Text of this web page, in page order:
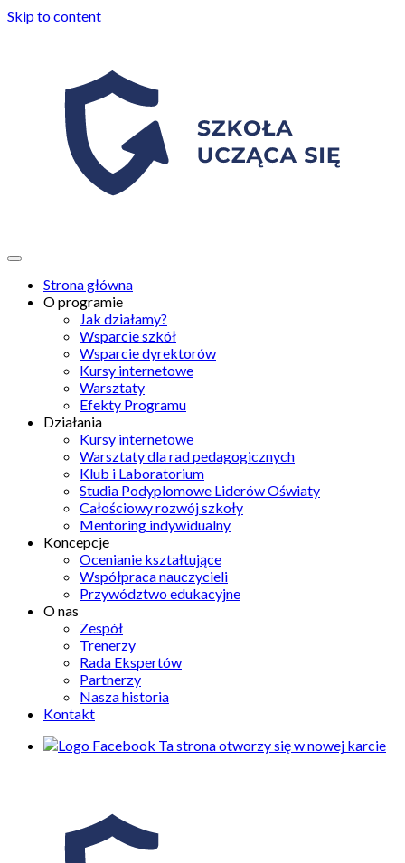
Skip to content
Strona główna
O programie
Jak działamy?
Wsparcie szkół
Wsparcie dyrektorów
Kursy internetowe
Warsztaty
Efekty Programu
Działania
Kursy internetowe
Warsztaty dla rad pedagogicznych
Klub i Laboratorium
Studia Podyplomowe Liderów Oświaty
Całościowy rozwój szkoły
Mentoring indywidualny
Koncepcje
Ocenianie kształtujące
Współpraca nauczycieli
Przywództwo edukacyjne
O nas
Zespół
Trenerzy
Rada Ekspertów
Partnerzy
Nasza historia
Kontakt
Ta strona otworzy się w nowej karcie